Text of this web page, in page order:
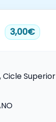
3,00€
Cicle Superior